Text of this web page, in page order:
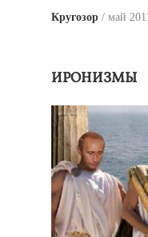
Кругозор май
ИРОНИЗМЫ